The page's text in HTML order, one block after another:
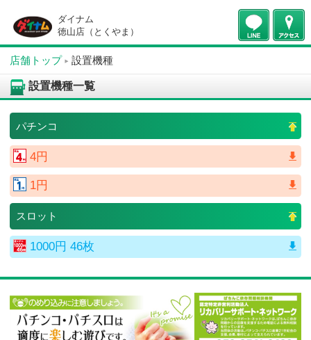
ダイナム
徳山店（とくやま）
店舗トップ 設置機種
設置機種一覧
パチンコ
4円
1円
スロット